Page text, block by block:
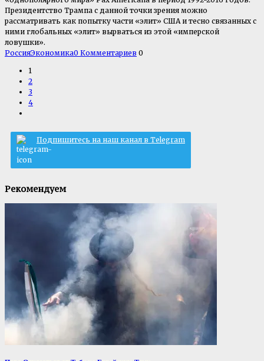
Президентство Трампа с данной точки зрения можно
рассматривать как попытку части «элит» США и тесно связанных с
ними глобальных «элит» вырваться из этой «имперской
ловушки».
РоссияЭкономика0 Комментариев 0
1
2
3
4
Подпишитесь на наш канал в Telegram
Рекомендуем